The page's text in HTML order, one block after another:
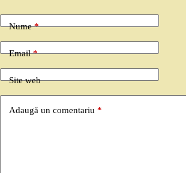
Nume*
Email*
Site web
Adaugă un comentariu *